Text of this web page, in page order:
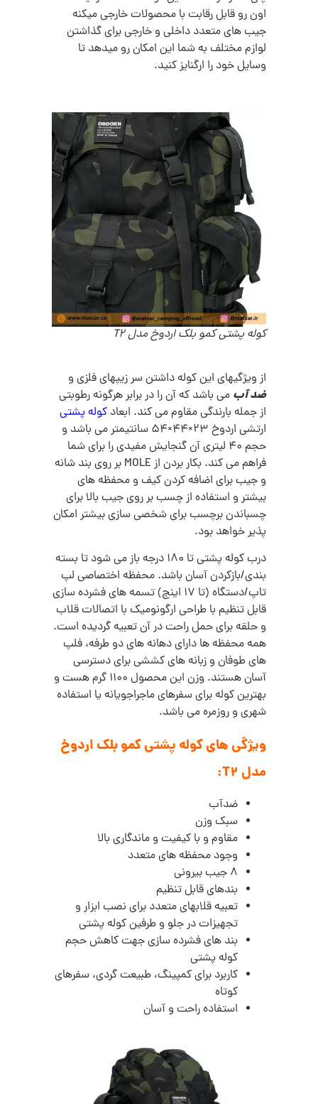
اون رو قابل رقابت با محصولات خارجی میکنه
جیب های متعدد داخلی و خارجی برای گذاشتن
لوازم مختلف به شما این امکان رو میدهد تا
وسایل خود را ارگنایز کنید.
کوله پشتی کمو بلک اردوخ مدل T2
از ویژگیهای این کوله داشتن سر زیپهای فلزی و
ضد آب می باشد که آن را در برابر هرگونه رطوبتی
از جمله بارندگی مقاوم می کند. ابعاد کوله پشتی
ارتشی اردوخ 23×44×54 سانتیمتر می باشد و
حجم 40 لیتری آن گنجایش مفیدی را برای شما
فراهم می کند. بکار بردن از MOLE بر روی بند شانه
و جیب برای اضافه کردن کیف و محفظه های
بیشتر و استفاده از چسب بر روی جیب بالا برای
چسباندن برچسب برای شخصی سازی بیشتر امکان
پذیر خواهد بود.
درب کوله پشتی تا 180 درجه باز می شود تا بسته
بندی/بازکردن آسان باشد. محفظه اختصاصی لپ
تاپ/دستگاه (تا 17 اینچ) تسمه های فشرده سازی
قابل تنظیم با طراحی ارگونومیک با اتصالات قلاب
و حلقه برای حمل راحت در آن تعبیه گردیده است.
همه محفظه ها دارای دهانه های دو طرفه، فلپ
های طوفان و زبانه های کششی برای دسترسی
آسان هستند. وزن این محصول 1100 گرم هست و
بهترین کوله برای سفرهای ماجراجویانه یا استفاده
شهری و روزمره می باشد.
ویژگی های کوله پشتی کمو بلک اردوخ
مدل T2:
ضدآب
سبک وزن
مقاوم و با کیفیت و ماندگاری بالا
وجود محفظه های متعدد
8 جیب بیرونی
بندهای قابل تنظیم
تعبیه قلابهای متعدد برای نصب ابزار و
تجهیزات در جلو و طرفین کوله پشتی
بند های فشرده سازی جهت کاهش حجم
کوله پشتی
کاربرد برای کمپینگ، طبیعت گردی، سفرهای
کوتاه
استفاده راحت و آسان